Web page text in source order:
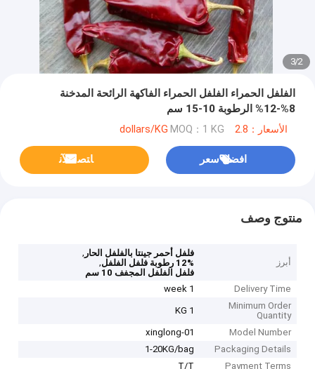
2
/
3
الفلفل الحمراء الفلفل الحمراء الفاكهة الرائحة المدخنة
8%-12% الرطوبة 10-15 سم
الأسعار：2.8 dollars/KG MOQ：1 KG
افضل سعر ﺎﺘﺼﻟ ﺍﻶﻧ
منتوج وصف
أبرز
فلفل أحمر جينتا بالفلفل الحار ,
12% رطوبة فلفل الفلفل
,
فلفل الفلفل المجفف 10 سم
Delivery Time
1 week
Minimum Order
Quantity
1 KG
Model Number
xinglong-01
Packaging Details
1-20KG/bag
Payment Terms
T/T